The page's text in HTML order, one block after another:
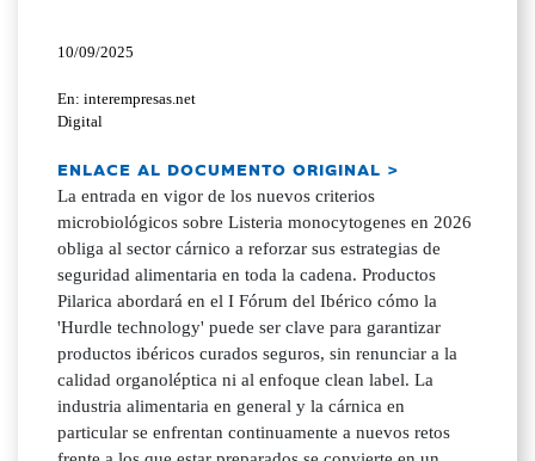
10/09/2025
En: interempresas.net
Digital
ENLACE AL DOCUMENTO ORIGINAL >
La entrada en vigor de los nuevos criterios
microbiológicos sobre Listeria monocytogenes en 2026
obliga al sector cárnico a reforzar sus estrategias de
seguridad alimentaria en toda la cadena. Productos
Pilarica abordará en el I Fórum del Ibérico cómo la
'Hurdle technology' puede ser clave para garantizar
productos ibéricos curados seguros, sin renunciar a la
calidad organoléptica ni al enfoque clean label. La
industria alimentaria en general y la cárnica en
particular se enfrentan continuamente a nuevos retos